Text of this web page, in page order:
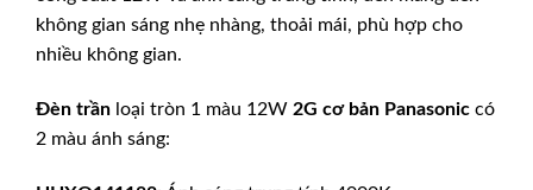
không gian sáng nhẹ nhàng, thoải mái, phù hợp cho
nhiều không gian.
Đèn trần loại tròn 1 màu 12W 2G cơ bản Panasonic có
2 màu ánh sáng: